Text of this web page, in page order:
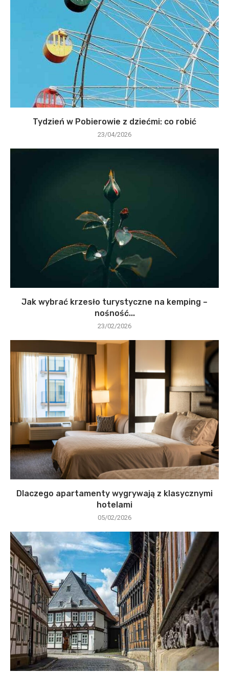
Tydzień w Pobierowie z dziećmi: co robić
23/04/2026
Jak wybrać krzesło turystyczne na kemping –
nośność...
23/02/2026
Dlaczego apartamenty wygrywają z klasycznymi
hotelami
05/02/2026